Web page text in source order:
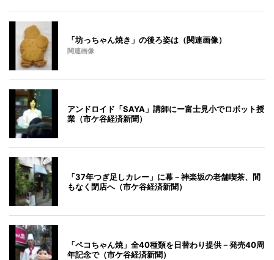
「坊っちゃん焼き」の後ろ姿は（関連画像）
関連画像
アンドロイド「SAYA」講師にー富士見小でロボット授
業（市ケ谷経済新聞）
「37年つぎ足しカレー」に幕－神楽坂の老舗喫茶、間
もなく閉店へ（市ケ谷経済新聞）
「ペコちゃん焼」全40種類を日替わり提供－発売40周
年記念で（市ケ谷経済新聞）